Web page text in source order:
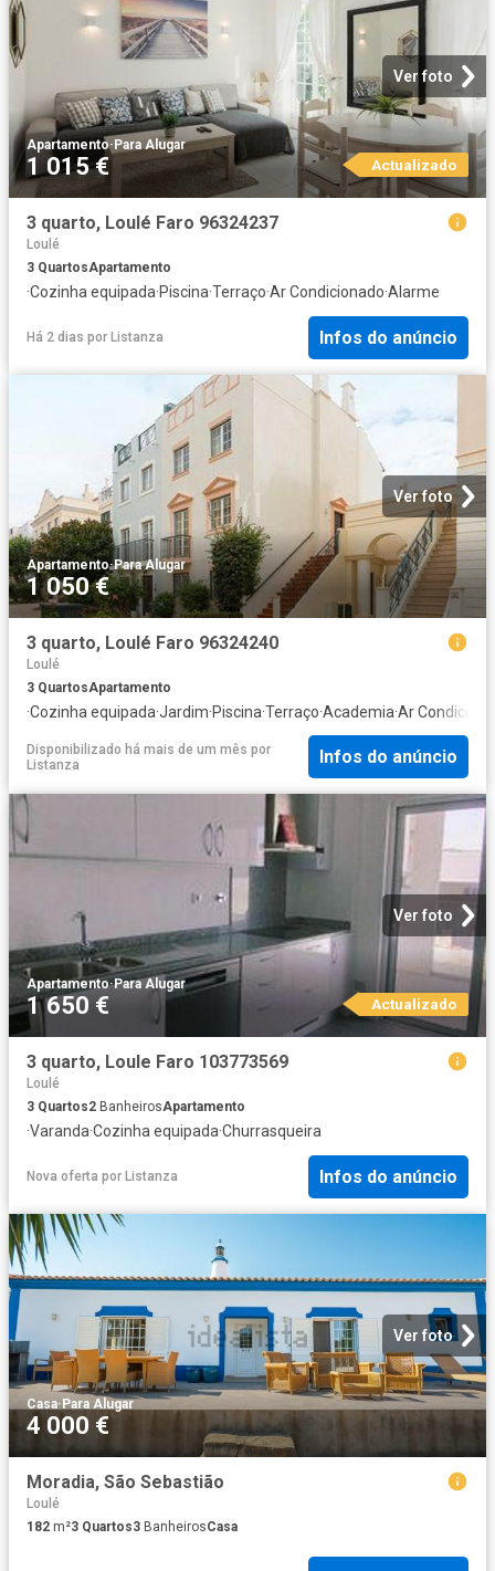
Ver foto
Apartamento· Para Alugar
1 015 € Actualizado
3 quarto, Loulé Faro 96324237
Loulé
3 QuartosApartamento
·Cozinha equipada·Piscina·Terraço·Ar Condicionado·Alarme
Há 2 dias por Listanza Infos do anúncio
Ver foto
Apartamento·Para Alugar
1 050 €
3 quarto, Loulé Faro 96324240
Loulé
3 QuartosApartamento
·Cozinha equipada·Jardim·Piscina·Terraço·Academia·Ar
Disponibilizado há mais de um mês por
Listanza
Infos do anúncio
Ver foto
Apartamento·Para Alugar
1 650 € Actualizado
3 quarto, Loule Faro 103773569
Loulé
3 Quartos2 BanheirosApartamento
·Varanda·Cozinha equipada·Churrasqueira
Nova oferta por Listanza Infos do anúncio
Ver foto
Casa· Para Alugar
4 000 €
Moradia, São Sebastião
Loulé
182 m²3 Quartos3 BanheirosCasa